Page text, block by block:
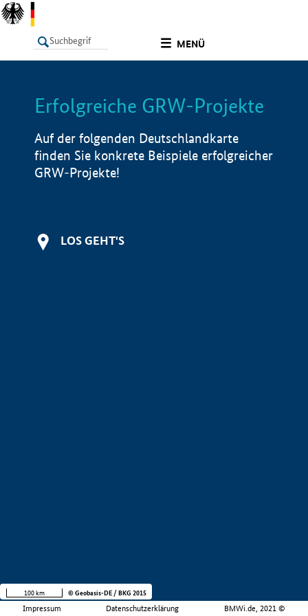
MENÜ
LISTE Info
Erfolgreiche GRW-Projekte
Auf der folgenden Deutschlandkarte
finden Sie konkrete Beispiele erfolgreicher
GRW-Projekte!
LOS GEHT'S
Impressum Datenschutzerklärung BMWi.de, 2021 ©
100 km © Geobasis-DE / BKG 2015